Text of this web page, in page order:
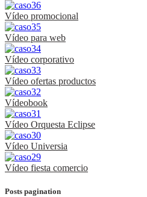
Vídeo promocional
Vídeo para web
Vídeo corporativo
Vídeo ofertas productos
Vídeobook
Vídeo Orquesta Eclipse
Vídeo Universia
Vídeo fiesta comercio
Posts pagination